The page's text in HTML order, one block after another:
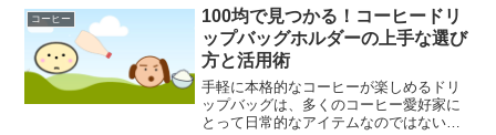
重要なポイントです。また、日本との歴
史的なつながりから、ブラ...
コーヒー
100均で見つかる！コーヒードリ
ップバッグホルダーの上手な選び
方と活用術
手軽に本格的なコーヒーが楽しめるドリ
ップバッグは、多くのコーヒー愛好家に
とって日常的なアイテムなのではないで